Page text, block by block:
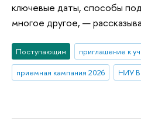
ключевые даты, способы
многое другое, —
Поступающим приглашение к
приемная кампания 2026
НИУ